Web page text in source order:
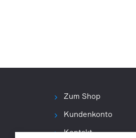
Zum Shop
Kundenkonto
Kontakt